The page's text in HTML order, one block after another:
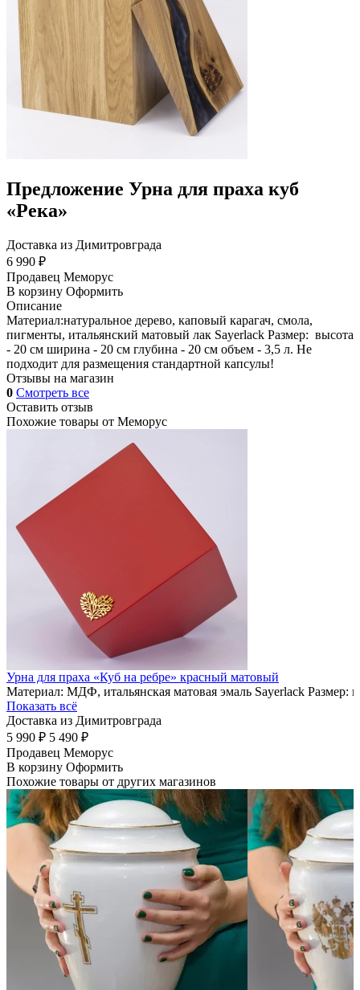
Предложение Урна для праха куб
«Река»
Доставка из Димитровграда
6 990 ₽
Продавец Меморус
В корзину Оформить
Описание
Материал:натуральное дерево, каповый карагач, смола,
пигменты, итальянский матовый лак Sayerlack Размер: высота
- 20 см ширина - 20 см глубина - 20 см объем - 3,5 л. Не
подходит для размещения стандартной капсулы!
Отзывы на магазин
0 Смотреть все
Оставить отзыв
Похожие товары от Меморус
Урна для праха «Куб на ребре» красный матовый
Материал: МДФ, итальянская матовая эмаль Sayerlack
Показать всё
Доставка из Димитровграда
5 990 ₽ 5 490 ₽
Продавец Меморус
В корзину Оформить
Похожие товары от других магазинов